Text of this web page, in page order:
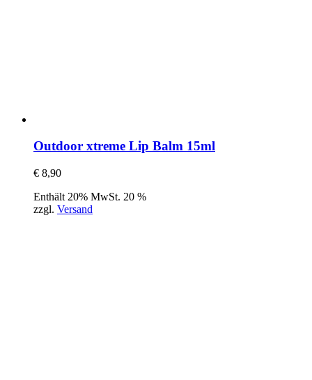
Outdoor xtreme Lip Balm 15ml
€ 8,90
Enthält 20% MwSt. 20 %
zzgl. Versand